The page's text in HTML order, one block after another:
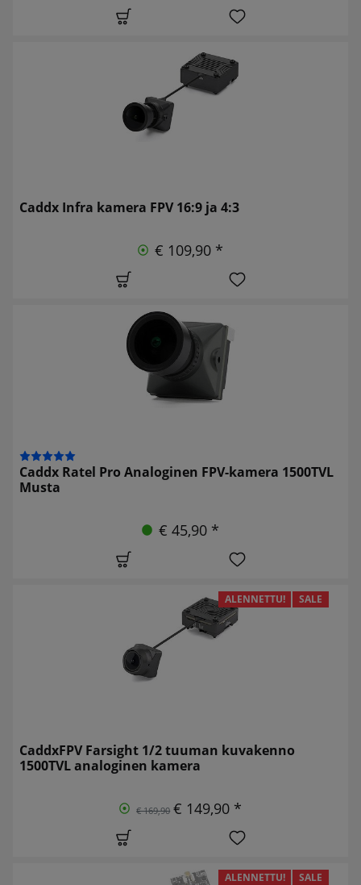
Caddx Infra kamera FPV 16:9 ja 4:3
€ 109,90 *
Caddx Ratel Pro Analoginen FPV-kamera 1500TVL
Musta
€ 45,90 *
ALENNETTU! SALE
CaddxFPV Farsight 1/2 tuuman kuvakenno
1500TVL analoginen kamera
€ 169,90 € 149,90 *
ALENNETTU! SALE